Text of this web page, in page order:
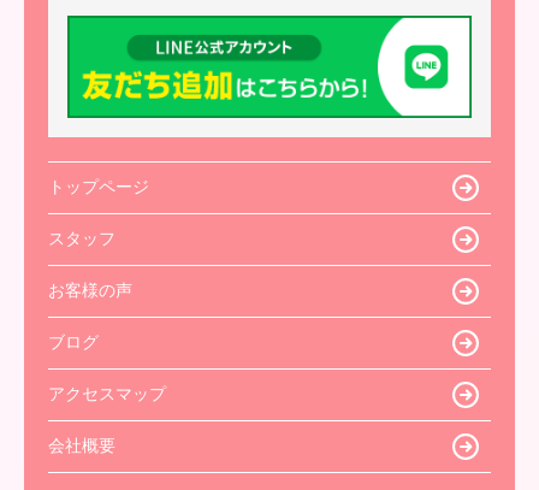
トップページ
スタッフ
お客様の声
ブログ
アクセスマップ
会社概要